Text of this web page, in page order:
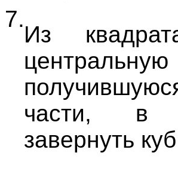
7.
Из
части, в
завернуть